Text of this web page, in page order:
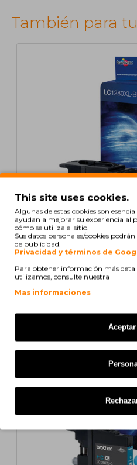
También para
Cartucho de Tinta Original
Negro 54.7ml ~ 2.400
42,17€
This site uses cookies.
Algunas de estas cookies son
ayudan a mejorar su experiencia
cómo se utiliza el sitio.
Sus datos personales/cookies
de publicidad.
Privacidad y términos de
Para obtener información más
utilizamos, consulte nuestra
Mas informaciones